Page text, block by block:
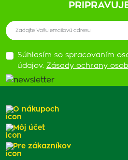
Súhlasím so spracovaním
údajov. Zásady ochrany
O nákupoch
Môj účet
Pre zákazníkov